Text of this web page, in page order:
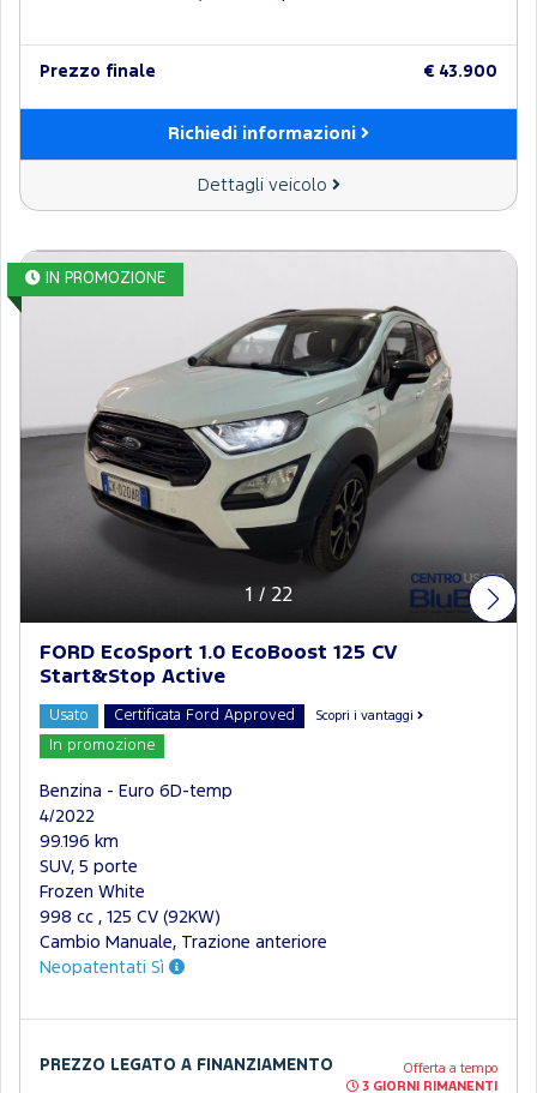
Prezzo finale € 43.900
Richiedi informazioni
Dettagli veicolo
IN PROMOZIONE
1 / 22
FORD EcoSport 1.0 EcoBoost 125 CV
Start&Stop Active
Usato Certificata Ford Approved Scopri i vantaggi
In promozione
Benzina - Euro 6D-temp
4/2022
99.196 km
SUV, 5 porte
Frozen White
998 cc , 125 CV (92KW)
Cambio Manuale, Trazione anteriore
Neopatentati Sì
PREZZO LEGATO A FINANZIAMENTO
Offerta a tempo
3 GIORNI RIMANENTI